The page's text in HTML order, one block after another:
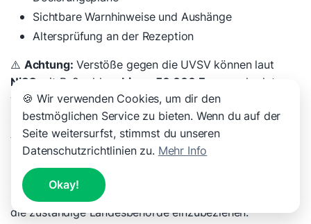
Sichtbare Warnhinweise und Aushänge
Altersprüfung an der Rezeption
⚠️ Achtung: Verstöße gegen die UVSV können laut
NiSG mit Bußgeldern bis zu 50.000 Euro
geahndet
werden. Insbesondere die Zulassung Minderjähriger
sowie fehlende Schulungsnachweise sind häufige
Anlässe für Sanktionen.
Bei individuellen Fragen zu Auflagen, Aushängen oder
Schulungspflichten ist es ratsam, einen auf
Strahlenschutz spezialisierten Sachverständigen oder
die zuständige Landesbehörde einzubeziehen.
🍪 Wir verwenden Cookies, um dir den
bestmöglichen Service zu bieten. Wenn du auf der
Seite weitersurfst, stimmst du unseren
Datenschutzrichtlinien zu. Mehr Info
Okay!